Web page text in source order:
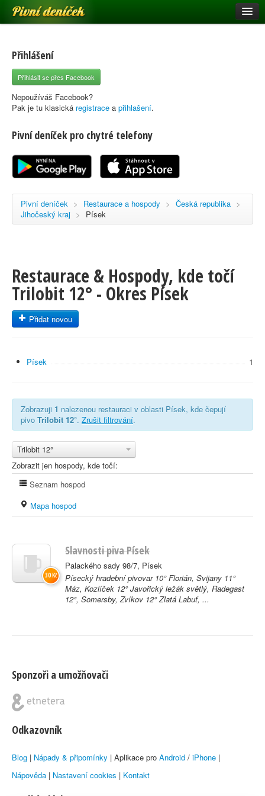
Pivní deníček
Pivní mapa
Pivní značky
Nápověda
Registrace
Přihlášení
Přihlásit se přes Facebook
Nepoužíváš Facebook?
Pak je tu klasická registrace a přihlašení.
Pivní deníček pro chytré telefony
Pivní deníček > Restaurace a hospody > Česká republika >
Jihočeský kraj > Písek
Restaurace & Hospody, kde točí
Trilobit 12° - Okres Písek
Přidat novou
Písek 1
Zobrazuji 1 nalezenou restauraci v oblasti Písek, kde čepují
pivo Trilobit 12°. Zrušit filtrování.
Trilobit 12°
Zobrazit jen hospody, kde točí:
Seznam hospod
Mapa hospod
Slavnosti piva Písek
Palackého sady 98/7, Písek
Písecký hradební pivovar 10° Florián, Svijany 11°
Máz, Kozlíček 12° Javořický ležák světlý, Radegast
12°, Somersby, Zvíkov 12° Zlatá Labuť, ...
30 Kč
Sponzoři a umožňovači
Odkazovník
Blog | Nápady & připomínky | Aplikace pro Android / iPhone |
Nápověda | Nastavení cookies | Kontakt